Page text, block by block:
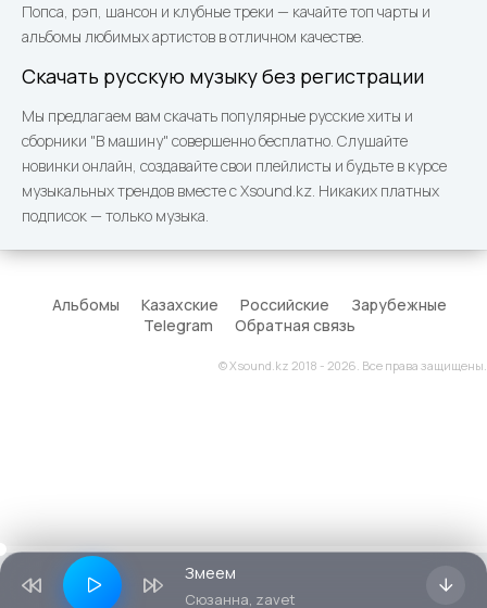
Попса, рэп, шансон и клубные треки — качайте топ чарты и
альбомы любимых артистов в отличном качестве.
Скачать русскую музыку без регистрации
Мы предлагаем вам скачать популярные русские хиты и
сборники "В машину" совершенно бесплатно. Слушайте
новинки онлайн, создавайте свои плейлисты и будьте в курсе
музыкальных трендов вместе с Xsound.kz. Никаких платных
подписок — только музыка.
Альбомы Казахские Российские
Зарубежные
Telegram
Обратная связь
© Xsound.kz 2018 - 2026. Все права защищены.
Змеем
Сюзанна, zavet